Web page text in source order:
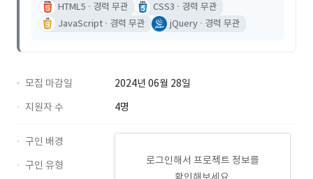
HTML5 경력 무관 CSS3
경력 무관
JavaScript
경력 무관 jQuery 경력 무관
모집 마감일
2024년 06월 28일
지원자 수
4명
로그인해서 프로젝트 정보를
구인 배경
구인 유형